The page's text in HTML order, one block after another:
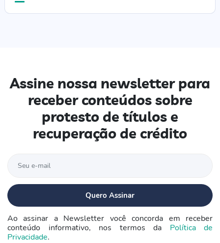
Assine nossa newsletter para
receber conteúdos sobre
protesto de títulos e
recuperação de crédito
Ao assinar a Newsletter você concorda em receber
conteúdo informativo, nos termos da Política de
Privacidade.